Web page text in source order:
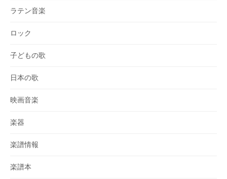
ラテン音楽
ロック
子どもの歌
日本の歌
映画音楽
楽器
楽譜情報
楽譜本